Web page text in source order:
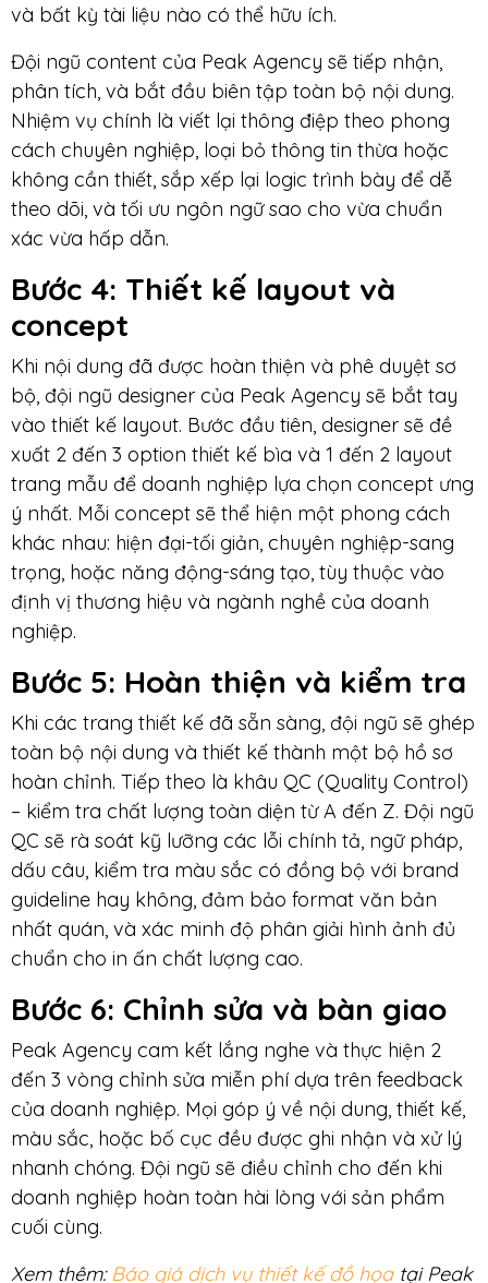
và bất kỳ tài liệu nào có thể hữu ích.
Đội ngũ content của Peak Agency sẽ tiếp nhận,
phân tích, và bắt đầu biên tập toàn bộ nội dung.
Nhiệm vụ chính là viết lại thông điệp theo phong
cách chuyên nghiệp, loại bỏ thông tin thừa hoặc
không cần thiết, sắp xếp lại logic trình bày để dễ
theo dõi, và tối ưu ngôn ngữ sao cho vừa chuẩn
xác vừa hấp dẫn.
Bước 4: Thiết kế layout và
concept
Khi nội dung đã được hoàn thiện và phê duyệt sơ
bộ, đội ngũ designer của Peak Agency sẽ bắt tay
vào thiết kế layout. Bước đầu tiên, designer sẽ đề
xuất 2 đến 3 option thiết kế bìa và 1 đến 2 layout
trang mẫu để doanh nghiệp lựa chọn concept ưng
ý nhất. Mỗi concept sẽ thể hiện một phong cách
khác nhau: hiện đại-tối giản, chuyên nghiệp-sang
trọng, hoặc năng động-sáng tạo, tùy thuộc vào
định vị thương hiệu và ngành nghề của doanh
nghiệp.
Bước 5: Hoàn thiện và kiểm tra
Khi các trang thiết kế đã sẵn sàng, đội ngũ sẽ ghép
toàn bộ nội dung và thiết kế thành một bộ hồ sơ
hoàn chỉnh. Tiếp theo là khâu QC (Quality Control)
– kiểm tra chất lượng toàn diện từ A đến Z. Đội ngũ
QC sẽ rà soát kỹ lưỡng các lỗi chính tả, ngữ pháp,
dấu câu, kiểm tra màu sắc có đồng bộ với brand
guideline hay không, đảm bảo format văn bản
nhất quán, và xác minh độ phân giải hình ảnh đủ
chuẩn cho in ấn chất lượng cao.
Bước 6: Chỉnh sửa và bàn giao
Peak Agency cam kết lắng nghe và thực hiện 2
đến 3 vòng chỉnh sửa miễn phí dựa trên feedback
của doanh nghiệp. Mọi góp ý về nội dung, thiết kế,
màu sắc, hoặc bố cục đều được ghi nhận và xử lý
nhanh chóng. Đội ngũ sẽ điều chỉnh cho đến khi
doanh nghiệp hoàn toàn hài lòng với sản phẩm
cuối cùng.
Xem thêm:Báo giá dịch vụ thiết kế đồ họatại Peak